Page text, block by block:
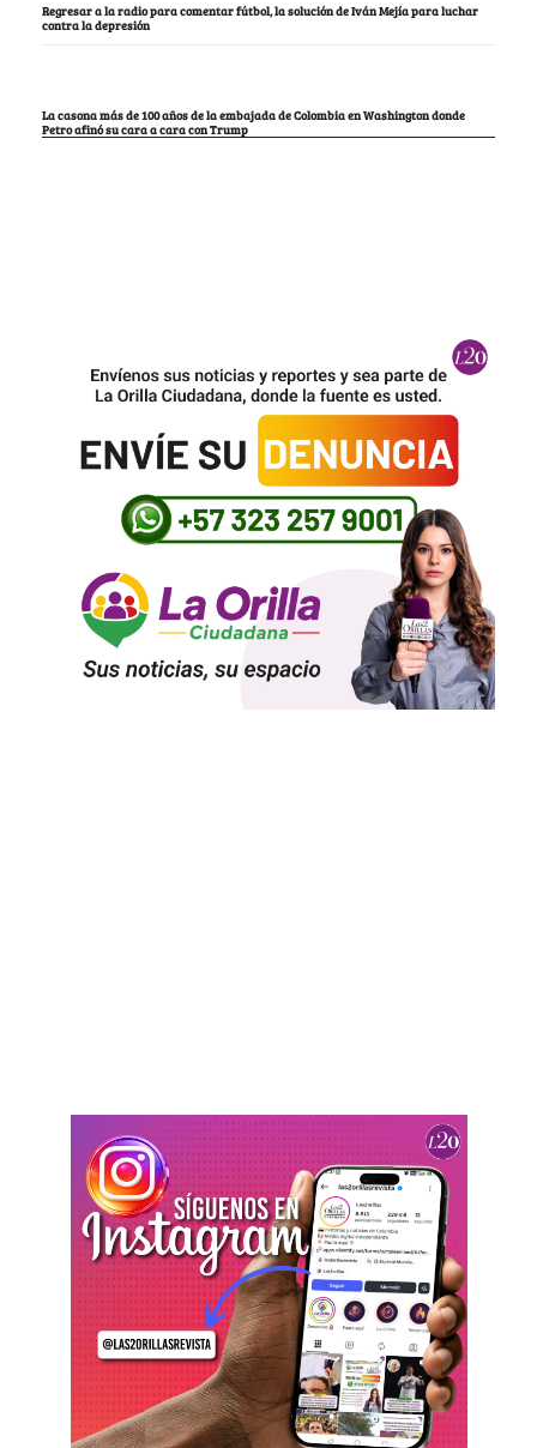
Regresar a la radio para comentar fútbol, la solución de Iván Mejía para luchar
contra la depresión
La casona más de 100 años de la embajada de Colombia en Washington donde
Petro afinó su cara a cara con Trump